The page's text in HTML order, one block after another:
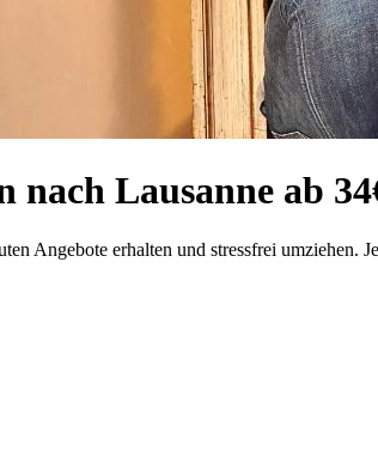
nach Lausanne ab
Angebote erhalten und stressfrei umziehen.